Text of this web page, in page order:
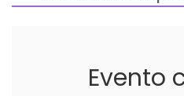
Evento